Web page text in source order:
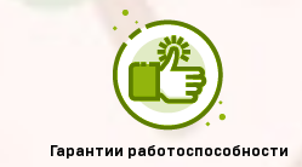
Гарантии работоспособности